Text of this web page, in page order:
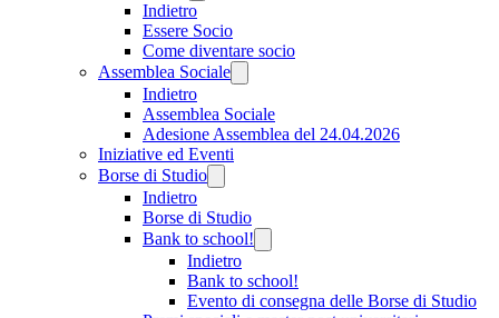
Indietro
Essere Socio
Come diventare socio
Assemblea Sociale
Indietro
Assemblea Sociale
Adesione Assemblea del 24.04.2026
Iniziative ed Eventi
Borse di Studio
Indietro
Borse di Studio
Bank to school!
Indietro
Bank to school!
Evento di consegna delle Borse di Studio